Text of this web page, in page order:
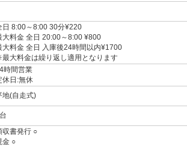
日 8:00～8:00 30分¥220
大料金 全日 20:00～8:00 ¥800
大料金 全日 入庫後24時間以内¥1700
大料金は繰り返し適用となります
時間営業
休日:無休
地(自走式)
収書発行 ○
金 ○